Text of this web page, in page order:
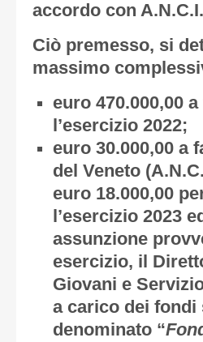
accordo con
Ciò premesso, si
massimo
euro 470.000,00
l’esercizio 2022;
euro 30.000,00 a
del Veneto
euro 18.000,00
l’esercizio 2023
assunzione
esercizio, il
Giovani e
a carico dei fondi
denominato “